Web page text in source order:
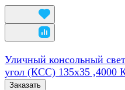
Уличный консольный
угол (КСС) 135х35 ,4000
Заказать